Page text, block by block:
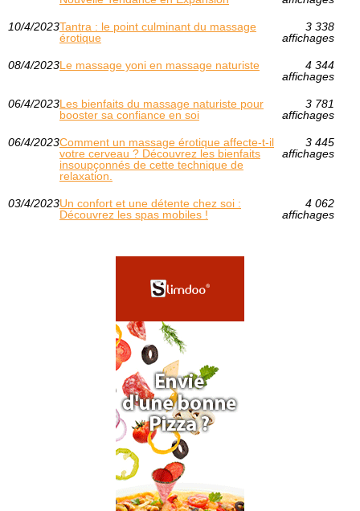
10/4/2023Tantra : le point culminant du massage
érotique
3 338
affichages
08/4/2023Le massage yoni en massage naturiste
4 344
affichages
06/4/2023Les bienfaits du massage naturiste pour
booster sa confiance en soi
3 781
affichages
06/4/2023Comment un massage érotique affecte-t-il
votre cerveau ? Découvrez les bienfaits
insoupçonnés de cette technique de
relaxation.
3 445
affichages
03/4/2023Un confort et une détente chez soi :
Découvrez les spas mobiles !
4 062
affichages